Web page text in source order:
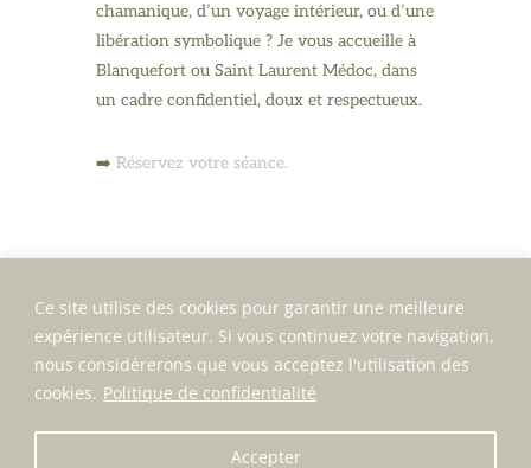
Ce site utilise des cookies pour garantir une meilleure
expérience utilisateur. Si vous continuez votre navigation,
nous considérerons que vous acceptez l'utilisation des
cookies. Politique de confidentialité
Accepter
chamanique, d’un voyage intérieur, ou d’une
libération symbolique ? Je vous accueille à
Blanquefort ou Saint Laurent Médoc, dans
un cadre confidentiel, doux et respectueux.
➡️ Réservez votre séance.
Mentions légales | Politique de confidentialité